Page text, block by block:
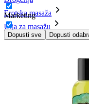
Marketing
Dopusti sve Dopusti
Erotska masaža
Ulja za masažu
Aromatično masažno ulje